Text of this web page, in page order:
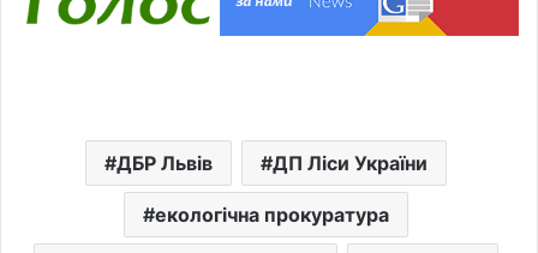
ДБР Львів ДП Ліси України
екологічна прокуратура